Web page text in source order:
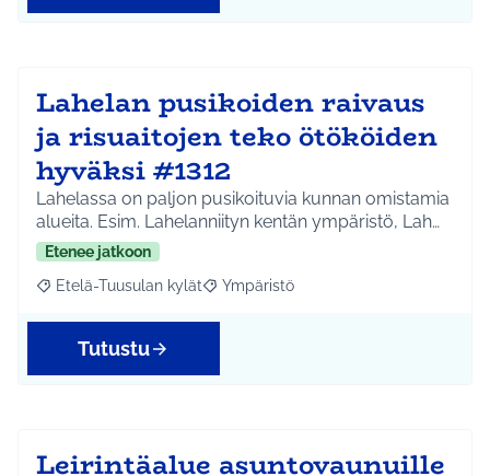
Lahelan pusikoiden raivaus
ja risuaitojen teko ötököiden
hyväksi #1312
Lahelassa on paljon pusikoituvia kunnan omistamia
alueita. Esim. Lahelanniityn kentän ympäristö, Lah…
Etenee jatkoon
Rajaa tulokset aihepiirin mukaan: Etelä-Tuusulan kylät
Etelä-Tuusulan kylät Rajaa tulokset teeman mukaan:
Ympäristö
Tutustu
Leirintäalue asuntovaunuille